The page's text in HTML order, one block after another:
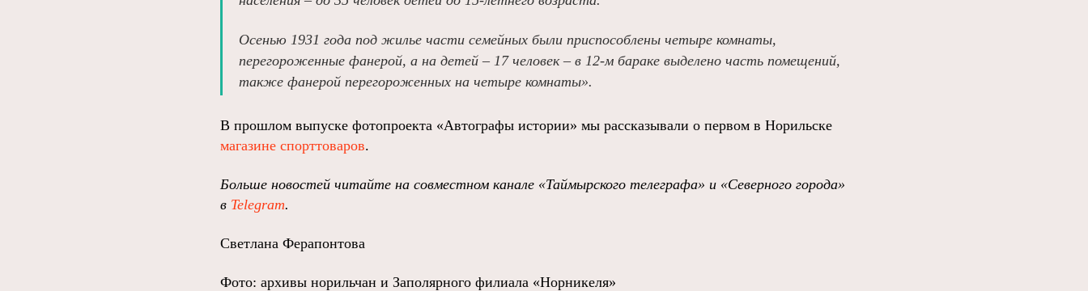
Осенью 1931 года под жилье части семейных были приспособлены четыре комнаты,
перегороженные фанерой, а на детей – 17 человек – в 12-м бараке выделено часть помещений,
также фанерой перегороженных на четыре комнаты».
В прошлом выпуске фотопроекта «Автографы истории» мы рассказывали о первом в Норильске
магазине спорттоваров.
Больше новостей читайте на совместном канале «Таймырского телеграфа» и «Северного города»
в Telegram.
Светлана Ферапонтова
Фото: архивы норильчан и Заполярного филиала «Норникеля»